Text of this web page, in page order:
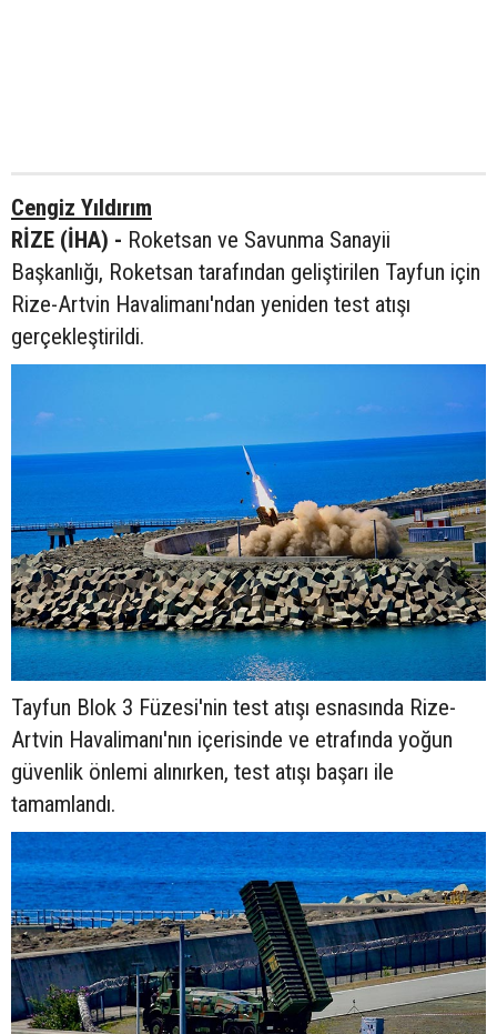
Cengiz Yıldırım
RİZE (İHA) - Roketsan ve Savunma Sanayii
Başkanlığı, Roketsan tarafından geliştirilen Tayfun için
Rize-Artvin Havalimanı'ndan yeniden test atışı
gerçekleştirildi.
Tayfun Blok 3 Füzesi'nin test atışı esnasında Rize-
Artvin Havalimanı'nın içerisinde ve etrafında yoğun
güvenlik önlemi alınırken, test atışı başarı ile
tamamlandı.